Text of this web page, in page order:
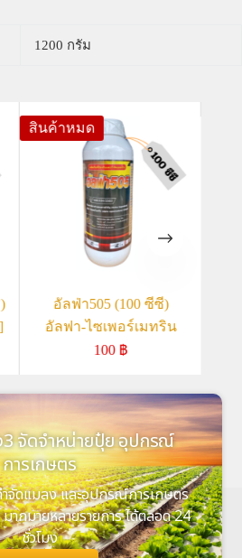
1200 กรัม
สินค้าหมด
อัลฟ่า505 (100 ซีซี)
อัลฟา-ไซเพอร์เมทริน
100 ฿
จัดจำหน่ายปุ๋ย อุปกรณ์
การเกษตร
ำจัดแมลง และอุปกรณ์การเกษตร
ากมายหลายรายการ ได้ตลอด 24
ชั่วโมง